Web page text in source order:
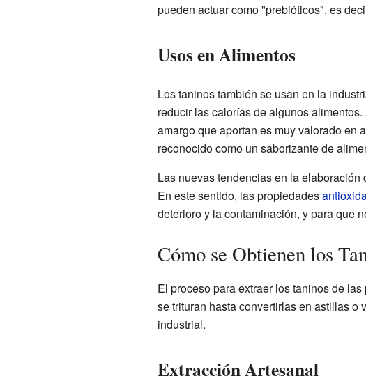
pueden actuar como "prebióticos", es
Usos en Alimentos
Los taninos también se usan en la
reducir las calorías de algunos
amargo que aportan es muy valorado en
reconocido como un saborizante de
Las nuevas tendencias en la
En este sentido, las propiedades
deterioro y la contaminación, y para que
Cómo se Obtienen los
El proceso para extraer los taninos de
se trituran hasta convertirlas en astillas o
industrial.
Extracción Artesanal